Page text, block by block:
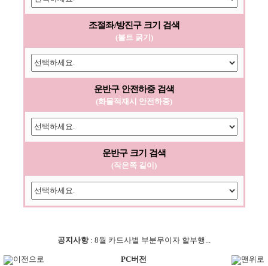
조절좌/방진구 크기 검색
(볼트 굵기)
운반구 안전하중 검색
(화물적재시 안전하중)
운반구 크기 검색
(작은쪽 길이)
공지사항: 8월 카드사별 부분무이자 할부행...
이전으로 PC버전 맨위로